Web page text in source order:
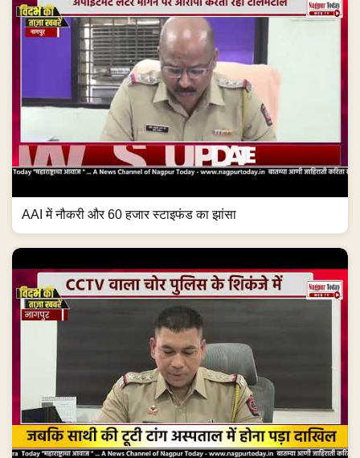
AAI में नौकरी और 60 हजार स्टाइफंड का झांसा